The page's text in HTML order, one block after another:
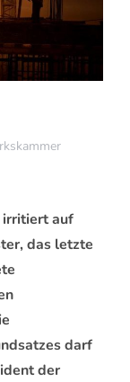
irritiert auf
das letzte
darf
der